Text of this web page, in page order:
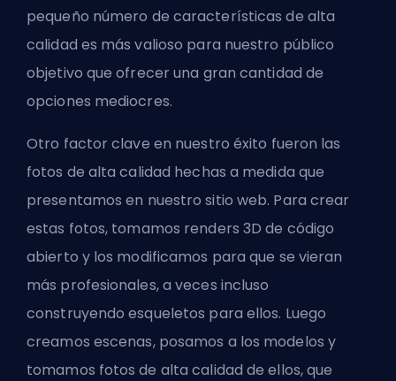
pequeño número de características de alta
calidad es más valioso para nuestro público
objetivo que ofrecer una gran cantidad de
opciones mediocres.
Otro factor clave en nuestro éxito fueron las
fotos de alta calidad hechas a medida que
presentamos en nuestro sitio web. Para crear
estas fotos, tomamos renders 3D de código
abierto y los modificamos para que se vieran
más profesionales, a veces incluso
construyendo esqueletos para ellos. Luego
creamos escenas, posamos a los modelos y
tomamos fotos de alta calidad de ellos, que